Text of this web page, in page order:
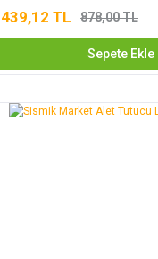
439,12 TL 878,00 TL
Sepete Ekle